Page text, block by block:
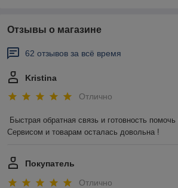
Отзывы о магазине
62 отзывов за всё время
Kristina
Отлично
Быстрая обратная связь и готовность
Сервисом и товарам осталась довольна !
Покупатель
Отлично